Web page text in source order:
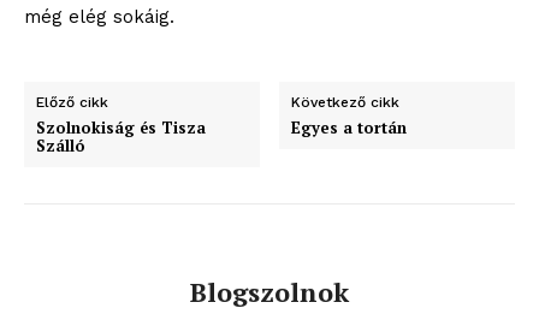
még elég sokáig.
Előző cikk
Szolnokiság és Tisza
Szálló
Következő cikk
Egyes a tortán
Blogszolnok